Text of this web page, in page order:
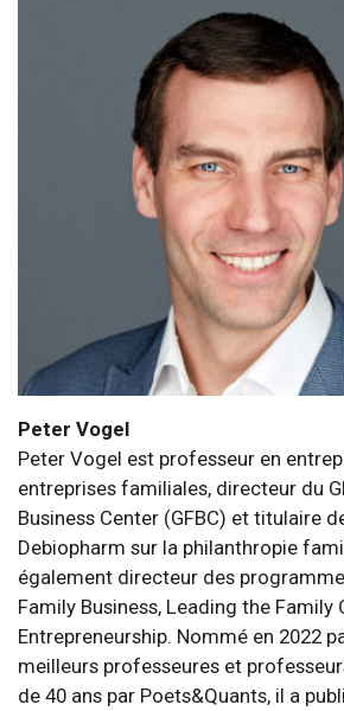
Peter Vogel
Peter Vogel est professeur en
entreprises familiales, directeur du
Business Center (GFBC) et titulaire
Debiopharm sur la philanthropie
également directeur des
Family Business, Leading the Family
Entrepreneurship. Nommé en 2022
meilleurs professeures et
de 40 ans par Poets&Quants, il a